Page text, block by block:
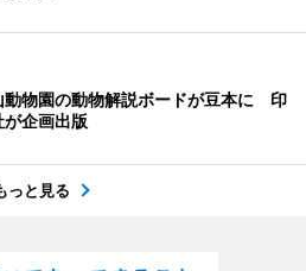
動物園の動物解説ボードが豆本に 印
企画出版
っと見る